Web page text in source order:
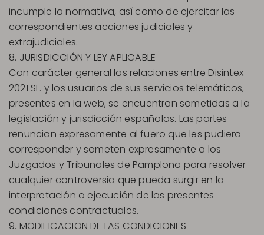
incumple la normativa, así como de ejercitar las
correspondientes acciones judiciales y
extrajudiciales.
8. JURISDICCIÓN Y LEY APLICABLE
Con carácter general las relaciones entre Disintex
2021 SL. y los usuarios de sus servicios telemáticos,
presentes en la web, se encuentran sometidas a la
legislación y jurisdicción españolas. Las partes
renuncian expresamente al fuero que les pudiera
corresponder y someten expresamente a los
Juzgados y Tribunales de Pamplona para resolver
cualquier controversia que pueda surgir en la
interpretación o ejecución de las presentes
condiciones contractuales.
9. MODIFICACION DE LAS CONDICIONES